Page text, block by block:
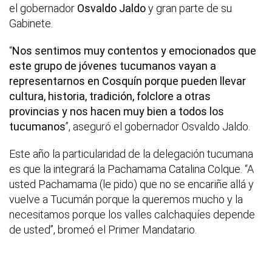
el gobernador Osvaldo Jaldoy gran parte de su
Gabinete.
“Nos sentimos muy contentos y emocionados que
este grupo de jóvenes tucumanos vayan a
representarnos en Cosquín porque pueden llevar
cultura, historia, tradición, folclore a otras
provincias y nos hacen muy bien a todos los
tucumanos”, aseguró el gobernador Osvaldo Jaldo.
Este año la particularidad de la delegación tucumana
es que la integrará la Pachamama Catalina Colque. “A
usted Pachamama (le pido) que no se encariñe allá y
vuelve a Tucumán porque la queremos mucho y la
necesitamos porque los valles calchaquíes depende
de usted”, bromeó el Primer Mandatario.